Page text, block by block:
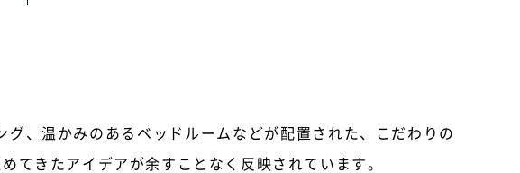
、温かみのあるベッドルームなどが配置された、こだわりの
きたアイデアが余すことなく反映されています。